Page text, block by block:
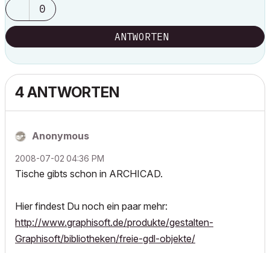
0
ANTWORTEN
4 ANTWORTEN
Anonymous
‎2008-07-02 04:36 PM
Tische gibts schon in ARCHICAD.
Hier findest Du noch ein paar mehr:
http://www.graphisoft.de/produkte/gestalten-
Graphisoft/bibliotheken/freie-gdl-objekte/